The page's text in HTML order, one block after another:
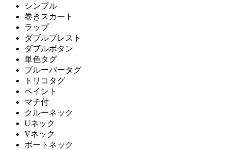
シンプル
巻きスカート
ラップ
ダブルブレスト
ダブルボタン
単色タグ
ブルーバータグ
トリコタグ
ペイント
マチ付
クルーネック
Uネック
Vネック
ボートネック